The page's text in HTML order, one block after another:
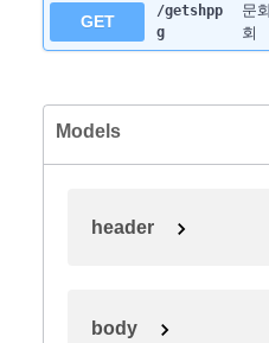
GET
/getshpp
g
문
회
Models
header
body